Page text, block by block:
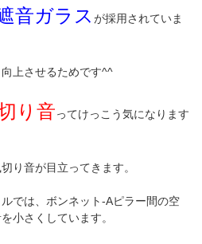
音ガラスが採用されていま
上させるためです^^
り音ってけっこう気になります
り音が目立ってきます。
では、ボンネット-Aピラー間の空
小さくしています。